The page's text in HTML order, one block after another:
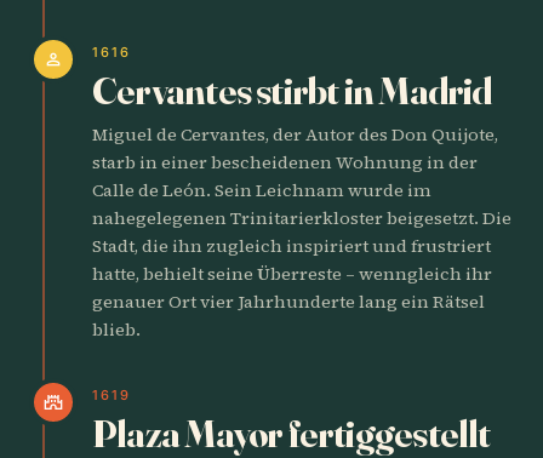
person 1616
Cervantes stirbt in Madrid
Miguel de Cervantes, der Autor des Don Quijote,
starb in einer bescheidenen Wohnung in der
Calle de León. Sein Leichnam wurde im
nahegelegenen Trinitarierkloster beigesetzt. Die
Stadt, die ihn zugleich inspiriert und frustriert
hatte, behielt seine Überreste – wenngleich ihr
genauer Ort vier Jahrhunderte lang ein Rätsel
blieb.
castle 1619
Plaza Mayor fertiggestellt